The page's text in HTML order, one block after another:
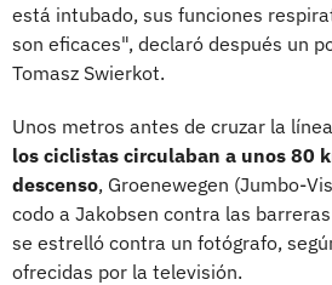
está intubado, sus funciones
son eficaces", declaró después un
Tomasz Swierkot.
Unos metros antes de cruzar la
los ciclistas circulaban a unos 80
descenso, Groenewegen (Jumbo-
codo a Jakobsen contra las
se estrelló contra un fotógrafo,
ofrecidas por la televisión.